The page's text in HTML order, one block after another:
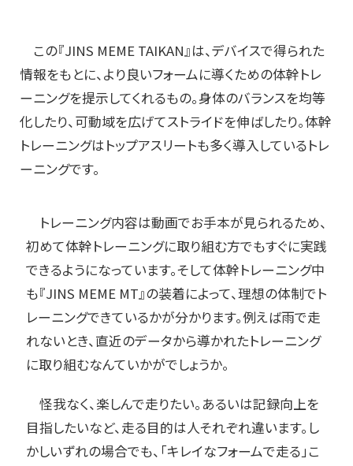
この『JINS MEME TAIKAN』は、デバイスで得られた
情報をもとに、より良いフォームに導くための体幹トレ
ーニングを提示してくれるもの。身体のバランスを均等
化したり、可動域を広げてストライドを伸ばしたり。体幹
トレーニングはトップアスリートも多く導入しているトレ
ーニングです。
トレーニング内容は動画でお手本が見られるため、
初めて体幹トレーニングに取り組む方でもすぐに実践
できるようになっています。そして体幹トレーニング中
も『JINS MEME MT』の装着によって、理想の体制でト
レーニングできているかが分かります。例えば雨で走
れないとき、直近のデータから導かれたトレーニング
に取り組むなんていかがでしょうか。
怪我なく、楽しんで走りたい。あるいは記録向上を
目指したいなど、走る目的は人それぞれ違います。し
かしいずれの場合でも、「キレイなフォームで走る」こ